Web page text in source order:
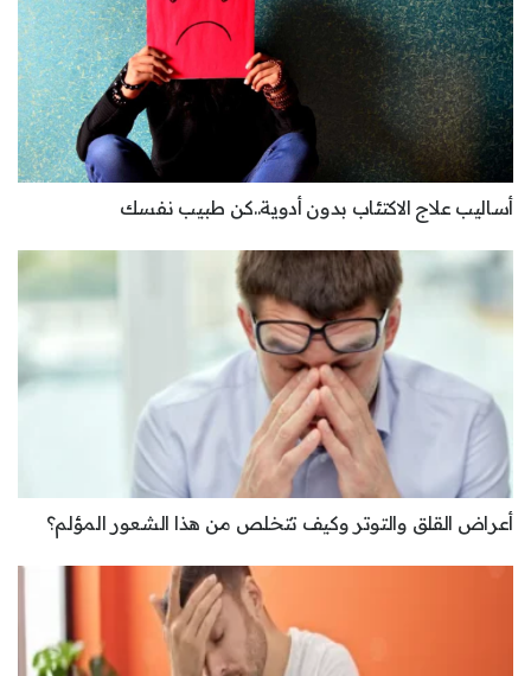
أساليب علاج الاكتئاب بدون أدوية..كن طبيب نفسك
أعراض القلق والتوتر وكيف تتخلص من هذا الشعور المؤلم؟